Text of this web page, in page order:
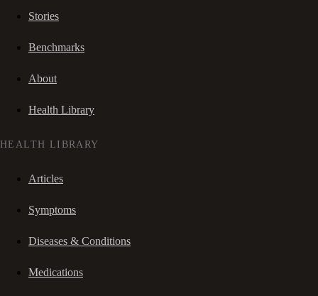
Stories
Benchmarks
About
Health Library
HEALTH LIBRARY
Articles
Symptoms
Diseases & Conditions
Medications